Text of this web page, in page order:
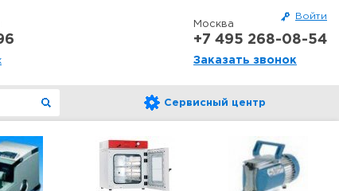
Войти
Москва
+7 495 268-08-54
Заказать звонок
Сервисный центр